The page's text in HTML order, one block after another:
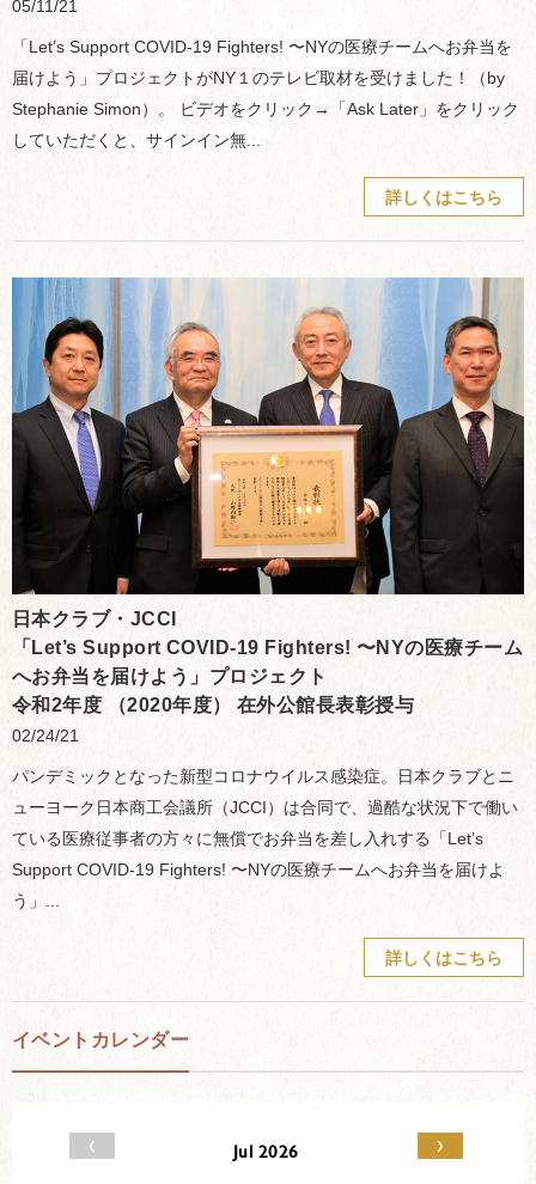
05/11/21
「Let’s Support COVID-19 Fighters! 〜NYの医療チームへお弁当を
届けよう」プロジェクトがNY１のテレビ取材を受けました！（by
Stephanie Simon）。 ビデオをクリック→「Ask Later」をクリック
していただくと、サインイン無...
詳しくはこちら
日本クラブ・JCCI
「Let’s Support COVID-19 Fighters! 〜NYの医療チーム
へお弁当を届けよう」プロジェクト
令和2年度 （2020年度） 在外公館長表彰授与
02/24/21
パンデミックとなった新型コロナウイルス感染症。日本クラブとニ
ューヨーク日本商工会議所（JCCI）は合同で、過酷な状況下で働い
ている医療従事者の方々に無償でお弁当を差し入れする「Let’s
Support COVID-19 Fighters! 〜NYの医療チームへお弁当を届けよ
う」...
詳しくはこちら
イベントカレンダー
‹ Jul 2026 ›